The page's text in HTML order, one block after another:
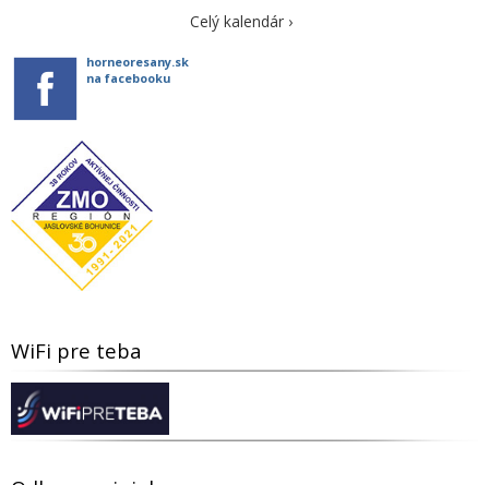
Celý kalendár ›
horneoresany.sk
na facebooku
WiFi pre teba